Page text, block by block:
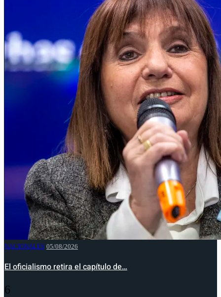
NACIONALES 05/08/2026
El oficialismo retira el capítulo de…
6